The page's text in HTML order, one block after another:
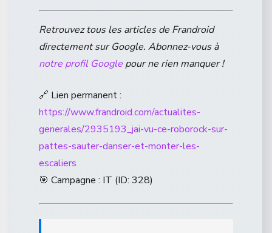
Retrouvez tous les articles de Frandroid
directement sur Google. Abonnez-vous à
notre profil Google pour ne rien manquer !
🔗 Lien permanent :
https://www.frandroid.com/actualites-
generales/2935193_jai-vu-ce-roborock-sur-
pattes-sauter-danser-et-monter-les-
escaliers
🎯 Campagne : IT (ID: 328)